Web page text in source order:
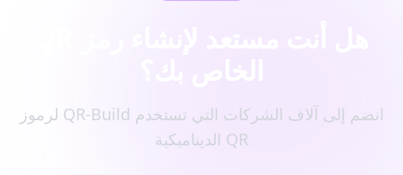
انضم إلى آلاف الشركات التي تستخدم QR-Build لرموز
QR الديناميكية